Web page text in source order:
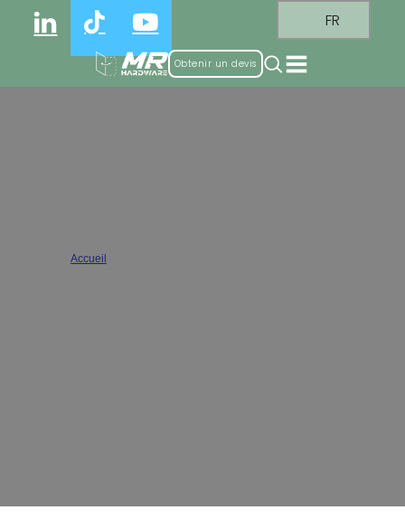
FR
Obtenir un devis
Accueil